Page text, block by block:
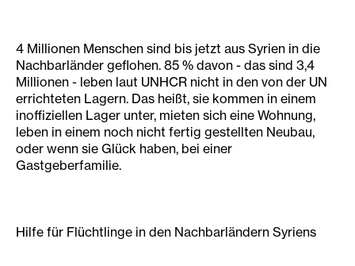
4 Millionen Menschen sind bis jetzt aus Syrien in die
Nachbarländer geflohen. 85 % davon - das sind 3,4
Millionen - leben laut UNHCR nicht in den von der UN
errichteten Lagern. Das heißt, sie kommen in einem
inoffiziellen Lager unter, mieten sich eine Wohnung,
leben in einem noch nicht fertig gestellten Neubau,
oder wenn sie Glück haben, bei einer
Gastgeberfamilie.
Hilfe für Flüchtlinge in den Nachbarländern Syriens